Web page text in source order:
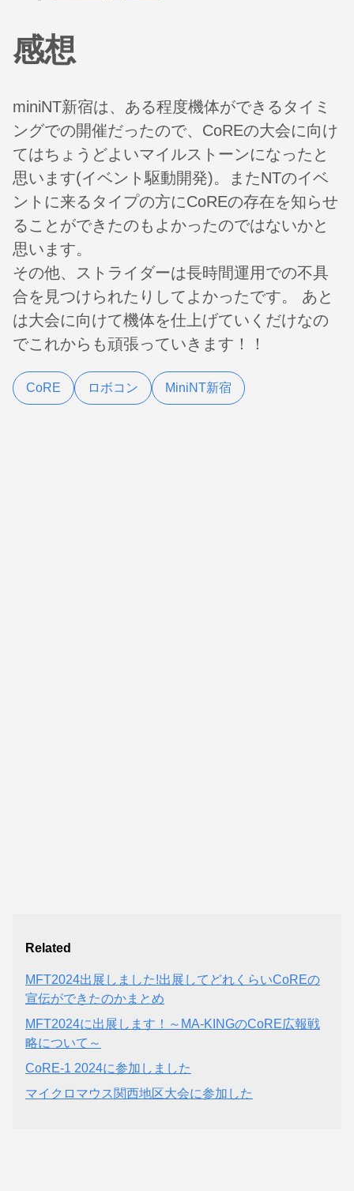
感想
miniNT新宿は、ある程度機体ができるタイミ
ングでの開催だったので、CoREの大会に向け
てはちょうどよいマイルストーンになったと
思います(イベント駆動開発)。またNTのイベ
ントに来るタイプの方にCoREの存在を知らせ
ることができたのもよかったのではないかと
思います。
その他、ストライダーは長時間運用での不具
合を見つけられたりしてよかったです。 あと
は大会に向けて機体を仕上げていくだけなの
でこれからも頑張っていきます！！
CoRE ロボコン MiniNT新宿
Related
MFT2024出展しました!出展してどれくらいCoREの
宣伝ができたのかまとめ
MFT2024に出展します！～MA-KINGのCoRE広報戦
略について～
CoRE-1 2024に参加しました
マイクロマウス関西地区大会に参加した